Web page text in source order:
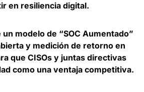
en resiliencia digital.
modelo de “SOC Aumentado”
y medición de retorno en
que CISOs y juntas directivas
como una ventaja competitiva.